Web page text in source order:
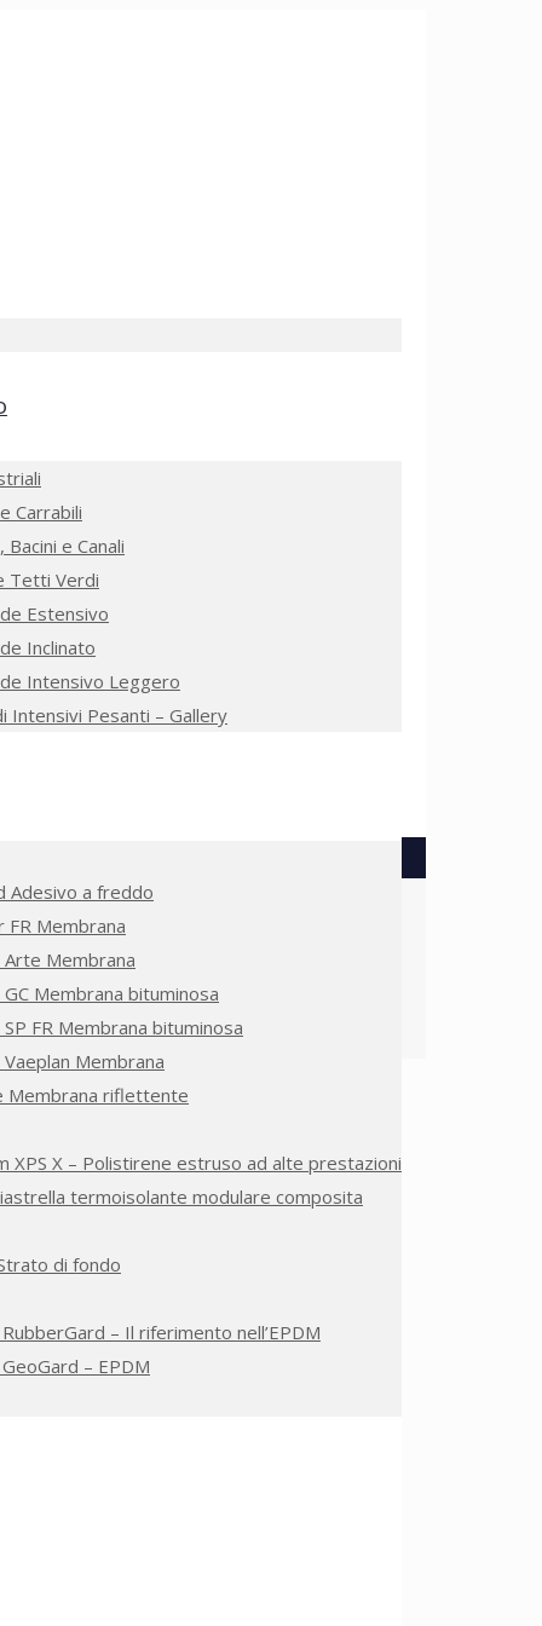
Carrabili
Bacini e Canali
Tetti Verdi
Estensivo
Inclinato
Intensivo Leggero
Intensivi Pesanti – Gallery
Adesivo a freddo
FR Membrana
Membrana
Membrana bituminosa
FR Membrana bituminosa
Membrana
Membrana riflettente
XPS X – Polistirene estruso ad alte prestazioni
termoisolante modulare composita
di fondo
– Il riferimento nell’EPDM
– EPDM